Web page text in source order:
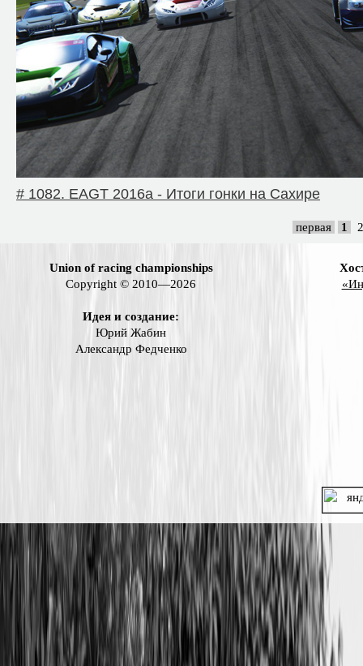
# 1082. EAGT 2016a - Итоги гонки на Сахире
первая 1
Union of racing championships
Copyright © 2010—2026
Идея и создание:
Юрий Жабин
Александр Федченко